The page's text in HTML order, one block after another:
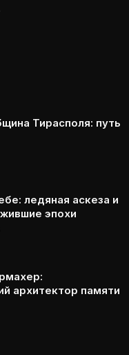
Тирасполя: путь
ледяная аскеза и
эпохи
архитектор памяти